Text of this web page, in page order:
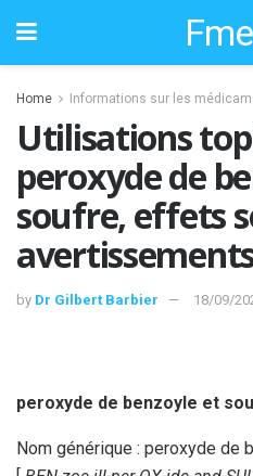
Home Informations sur les
Utilisations
peroxyde de
soufre, effets
by Dr Gilbert Barbier 18/09/
peroxyde de benzoyle et
Nom générique : peroxyde de